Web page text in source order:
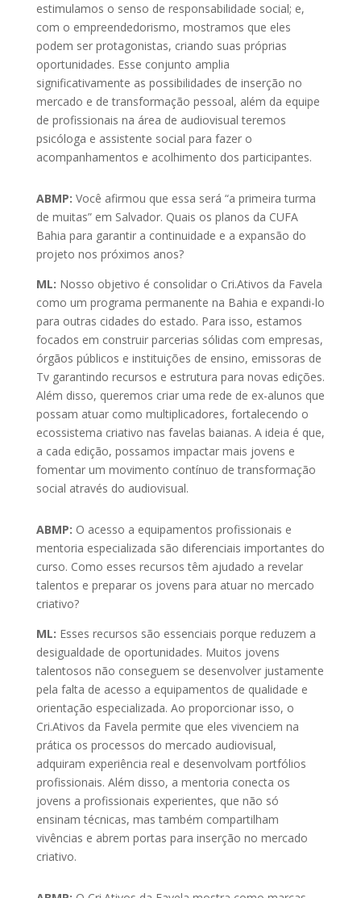
estimulamos o senso de responsabilidade social; e,
com o empreendedorismo, mostramos que eles
podem ser protagonistas, criando suas próprias
oportunidades. Esse conjunto amplia
significativamente as possibilidades de inserção no
mercado e de transformação pessoal, além da equipe
de profissionais na área de audiovisual teremos
psicóloga e assistente social para fazer o
acompanhamentos e acolhimento dos participantes.
ABMP: Você afirmou que essa será “a primeira turma
de muitas” em Salvador. Quais os planos da CUFA
Bahia para garantir a continuidade e a expansão do
projeto nos próximos anos?
ML: Nosso objetivo é consolidar o Cri.Ativos da Favela
como um programa permanente na Bahia e expandi-lo
para outras cidades do estado. Para isso, estamos
focados em construir parcerias sólidas com empresas,
órgãos públicos e instituições de ensino, emissoras de
Tv garantindo recursos e estrutura para novas edições.
Além disso, queremos criar uma rede de ex-alunos que
possam atuar como multiplicadores, fortalecendo o
ecossistema criativo nas favelas baianas. A ideia é que,
a cada edição, possamos impactar mais jovens e
fomentar um movimento contínuo de transformação
social através do audiovisual.
ABMP: O acesso a equipamentos profissionais e
mentoria especializada são diferenciais importantes do
curso. Como esses recursos têm ajudado a revelar
talentos e preparar os jovens para atuar no mercado
criativo?
ML: Esses recursos são essenciais porque reduzem a
desigualdade de oportunidades. Muitos jovens
talentosos não conseguem se desenvolver justamente
pela falta de acesso a equipamentos de qualidade e
orientação especializada. Ao proporcionar isso, o
Cri.Ativos da Favela permite que eles vivenciem na
prática os processos do mercado audiovisual,
adquiram experiência real e desenvolvam portfólios
profissionais. Além disso, a mentoria conecta os
jovens a profissionais experientes, que não só
ensinam técnicas, mas também compartilham
vivências e abrem portas para inserção no mercado
criativo.